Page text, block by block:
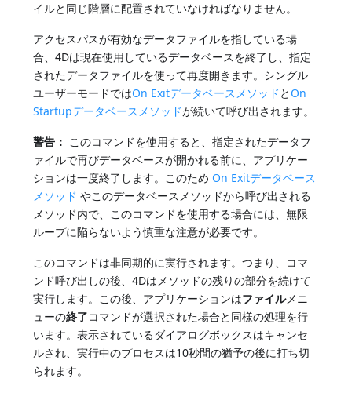
イルと同じ階層に配置されていなければなりません。
アクセスパスが有効なデータファイルを指している場
合、4Dは現在使用しているデータベースを終了し、指定
されたデータファイルを使って再度開きます。シングル
ユーザーモードではOn Exitデータベースメソッド と On
Startupデータベースメソッドが続いて呼び出されます。
警告： このコマンドを使用すると、指定されたデータフ
ァイルで再びデータベースが開かれる前に、アプリケー
ションは一度終了します。このため On Exitデータベース
メソッド やこのデータベースメソッドから呼び出される
メソッド内で、このコマンドを使用する場合には、無限
ループに陥らないよう慎重な注意が必要です。
このコマンドは非同期的に実行されます。つまり、コマ
ンド呼び出しの後、4Dはメソッドの残りの部分を続けて
実行します。この後、アプリケーションはファイルメニ
ューの終了コマンドが選択された場合と同様の処理を行
います。表示されているダイアログボックスはキャンセ
ルされ、実行中のプロセスは10秒間の猶予の後に打ち切
られます。